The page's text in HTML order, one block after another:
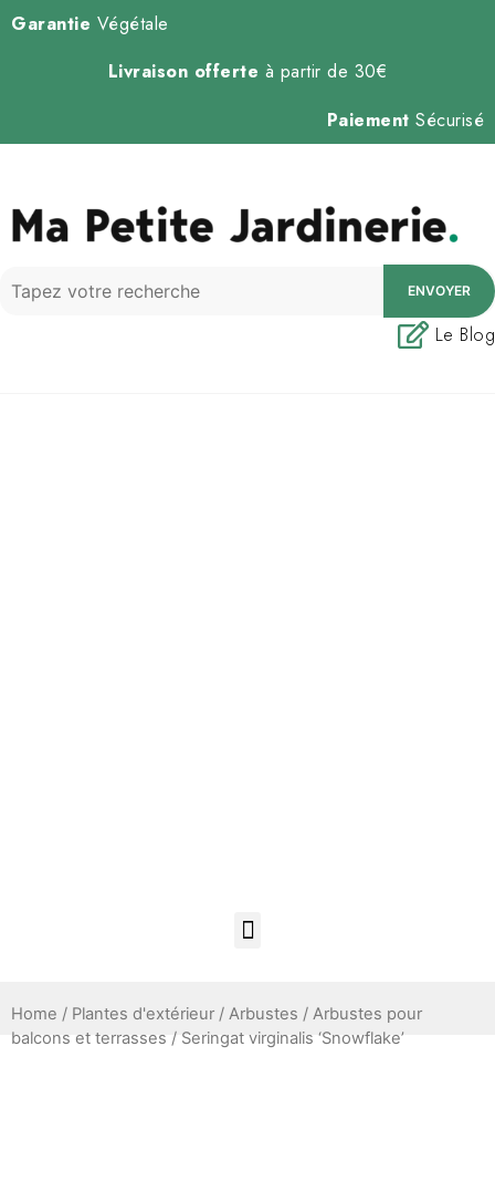
Garantie Végétale
Livraison offerte à partir de 30€
Paiement Sécurisé
ENVOYER
Le Blog
Home / Plantes d'extérieur / Arbustes / Arbustes pour
balcons et terrasses / Seringat virginalis ‘Snowflake’